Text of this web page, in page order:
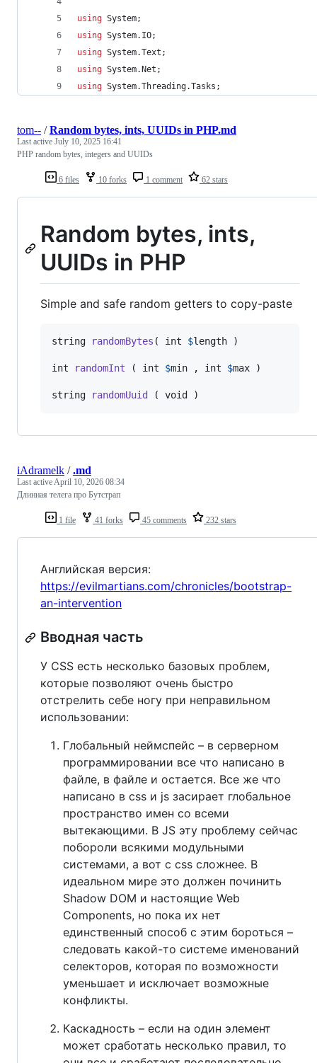
using System;
using System. IO;
using System.Text ;
using System.Net ;
using System.Threading.Tasks ;
6 files 10 forks 1 comment 62 stars
tom-- /Random bytes, ints, UUIDs in PHP.md
Last active July 10, 2025 16:41
PHP random bytes, integers and UUIDs
Random bytes, ints,
UUIDs in PHP
Simple and safe random getters to copy-paste
string randomBytes ( int $length )
int randomInt ( int $min , int $max )
string randomUuid ( void )
1 file 41 forks 45 comments 232 stars
iAdramelk /.md
Last activeApril 10, 2026 08:34
Длинная телега про Бутстрап
Английская версия:
https://evilmartians.com/chronicles/bootstrap-
an-intervention
Вводная часть
У CSS есть несколько базовых проблем,
которые позволяют очень быстро
отстрелить себе ногу при неправильном
использовании:
Глобальный неймспейс – в серверном
программировании все что написано в
файле, в файле и остается. Все же что
написано в css и js засирает глобальное
пространство имен со всеми
вытекающими. В JS эту проблему сейчас
побороли всякими модульными
системами, а вот с css сложнее. В
идеальном мире это должен починить
Shadow DOM и настоящие Web
Components, но пока их нет
единственный способ с этим бороться –
следовать какой-то системе именований
селекторов, которая по возможности
уменьшает и исключает возможные
конфликты.
Каскадность – если на один элемент
может сработать несколько правил, то